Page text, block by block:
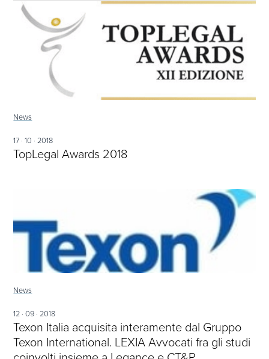
News
17 · 10 · 2018
TopLegal Awards 2018
News
12 · 09 · 2018
Texon Italia acquisita interamente dal Gruppo
Texon International. LEXIA Avvocati fra gli studi